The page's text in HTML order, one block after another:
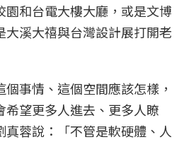
和台電大樓大廳，或是文博
大溪大禧與台灣設計展打開老
個事情、這個空間應該怎樣，
望更多人進去、更多人瞭
蓉說：「不管是軟硬體、人